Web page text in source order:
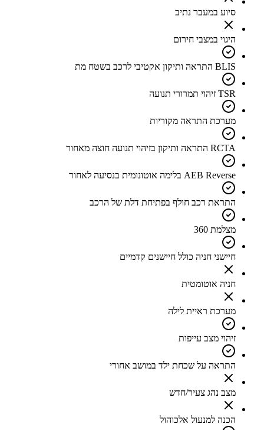
סיוע במעבר נתיב
היגוי במצבי חירום
BLIS התראה ותיקון אקטיבי לרכב בשטח מת
TSR זיהוי תמרורי תנועה
מערכת התראה מקוריות
RCTA התראה ותיקון בזיהוי תנועה חוצה מאחור
AEB Reverse בלימה אוטונומית בנסיעה לאחור
התראת רכב חולף בפתיחת דלת של הרכב
מצלמת 360
חיישני חניה כולל חיישנים קדמיים
חניה אוטומטית
מערכת ראיית לילה
זיהוי מצב עייפות
התראה על שכחת ילד במושב אחורי
מצב נהג צעיר/חדש
הכנה למנעול אלכוהול